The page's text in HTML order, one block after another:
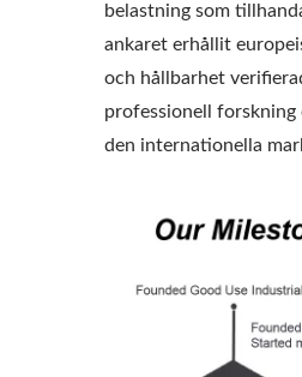
belastning som
ankaret erhållit
och hållbarhet
professionell
den internationella